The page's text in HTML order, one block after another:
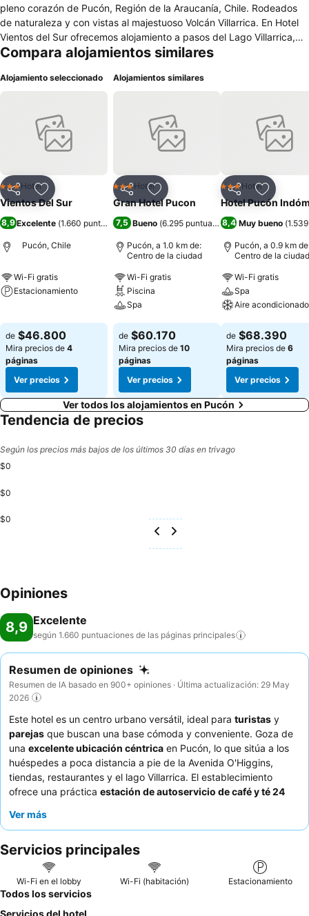
pleno corazón de Pucón, Región de la Araucanía, Chile. Rodeados
de naturaleza y con vistas al majestuoso Volcán Villarrica. En Hotel
Vientos del Sur ofrecemos alojamiento a pasos del Lago Villarrica,
Playa grande de Pucón, sector embarcadero, plaza de armas,
estratégica e ideal si deseas hacer turismo, disfrutar de un día de
no te querrás ir. Sumérgete en una experiencia aún más completa y
descubre los beneficios exclusivos que tenemos preparados para
nuestros huéspedes en Hotel Vientos del Sur
Compara alojamientos similares
Alojamiento seleccionado
CompartirAgregar a favoritos
3 Estrellas
Hotel
Vientos Del Sur
8,9Excelente (1.660 puntuaciones)
Pucón, Chile
Wi-Fi gratis
Estacionamiento
de $46.800
Mira precios de 4
páginas
Ver precios
Alojamientos similares
CompartirAgregar a favoritos
3 Estrellas
Hotel
Gran Hotel Pucon
7,5 Bueno (6.295 puntuaciones )
Pucón, a 1.0 km de:
Centro de la ciudad
Wi-Fi gratis
Piscina
Spa
Ver precios
de $60.170
Mira precios de 10
páginas
Ver precios
CompartirAgregar
3 Estrellas
Hotel
Hotel Pucón
8,4 Muy bueno (
Pucón, a 0.9 km
Centro de la ciudad
Wi-Fi gratis
Spa
Aire acondicionado
Ver precios
de $68.390
Mira precios de 6
páginas
Ver precios
Ver todos los alojamientos en Pucón
Tendencia de precios
Según los precios más bajos de los últimos 30 días en trivago
$0
$0
$0
Opiniones
8,9 Excelente
según 1.660 puntuaciones de las páginas principales
Resumen de opiniones
Resumen de IA basado en 900+ opiniones · Última actualización: 29 May
2026
Este hotel es un centro urbano versátil, ideal para turistas y
parejas que buscan una base cómoda y conveniente. Goza de
una excelente ubicación céntrica en Pucón, lo que sitúa a los
huéspedes a poca distancia a pie de la Avenida O'Higgins,
tiendas, restaurantes y el lago Villarrica. El establecimiento
ofrece una práctica estación de autoservicio de café y té 24
refrescos disponibles. Los huéspedes elogian constantemente al
atención, junto con un exquisito y abundante
con productos frescos y locales. Para una experiencia
verdaderamente relajante, considere reservar una habitación
con vistas allago Villarrica o al volcán Villarrica
Ver más
Servicios principales
Wi-Fi en el lobby Wi-Fi (habitación) Estacionamiento
Todos los servicios